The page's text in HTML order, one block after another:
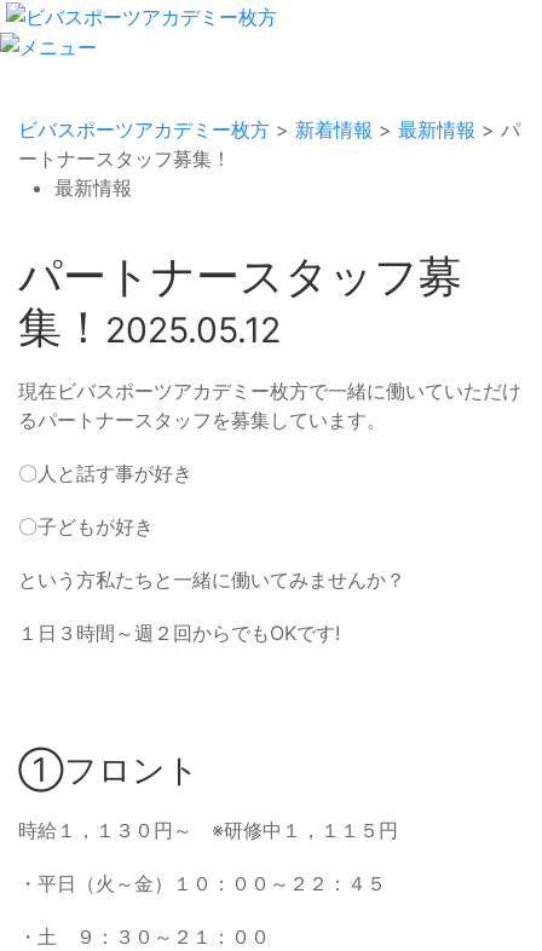
ビバスポーツアカデミー枚方 > 新着情報 > 最新情報 > パ
ートナースタッフ募集！
最新情報
パートナースタッフ募
集！ 2025.05.12
現在ビバスポーツアカデミー枚方で一緒に働いていただけ
るパートナースタッフを募集しています。
〇人と話す事が好き
〇子どもが好き
という方私たちと一緒に働いてみませんか？
１日３時間～週２回からでもOKです!
①フロント
時給１，１３０円～ ※研修中１，１１５円
・平日（火～金）１０：００～２２：４５
・土 ９：３０～２１：００